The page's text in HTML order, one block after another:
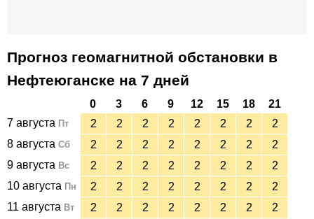
Прогноз геомагнитной обстановки в
Нефтеюганске на 7 дней
0 3 6 9 12 15 18
21
7 августа Пт 2 2 2 2 2 2 2
2
8 августа Сб 2 2 2 2 2 2 2
2
9 августа Вс 2 2 2 2 2 2 2
2
10 августа Пн 2 2 2 2 2 2 2
2
11 августа Вт 2 2 2 2 2 2 2
2